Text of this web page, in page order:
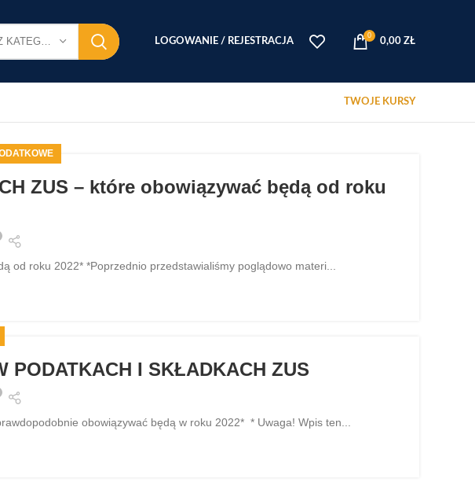
LOGOWANIE / REJESTRACJA
0
0,00 ZŁ
TWOJE KURSY
ZUS – które obowiązywać będą od roku
od roku 2022* *Poprzednio przedstawialiśmy poglądowo materi...
PODATKACH I SKŁADKACH ZUS
obowiązywać będą w roku 2022* * Uwaga! Wpis ten...